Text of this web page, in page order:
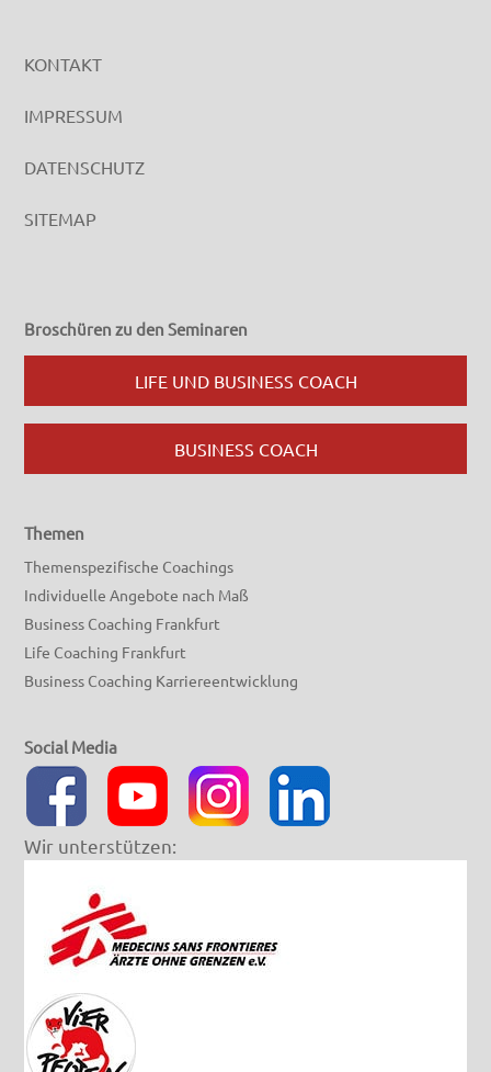
KONTAKT
IMPRESSUM
DATENSCHUTZ
SITEMAP
Broschüren zu den Seminaren
LIFE UND BUSINESS COACH
BUSINESS COACH
Themen
Themenspezifische Coachings
Individuelle Angebote nach Maß
Business Coaching Frankfurt
Life Coaching Frankfurt
Business Coaching Karriereentwicklung
Social Media
Wir unterstützen: